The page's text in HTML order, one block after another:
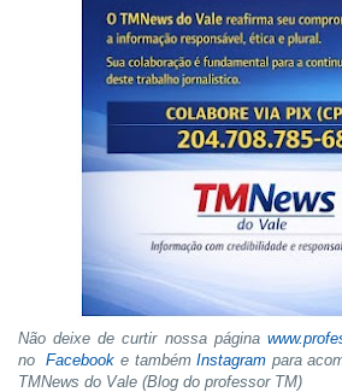
Não deixe de curtir nossa página
noFacebook e tambémInstagram para
TMNews do Vale (Blog do professor TM)